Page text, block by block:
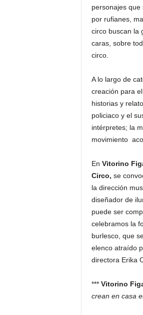
personajes
por rufianes,
circo buscan la
caras, sobre
circo.
A lo largo de
creación para el
historias y
policiaco y el
intérpretes; la
movimiento
En Vitorino
Circo, se
la dirección
diseñador de
puede ser
celebramos la
burlesco, que
elenco atraído
directora Erika
***Vitorino
crean en casa